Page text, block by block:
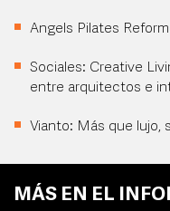
Angels Pilates
Sociales: Creative
entre arquitectos e
Vianto: Más que lujo,
MÁS EN EL